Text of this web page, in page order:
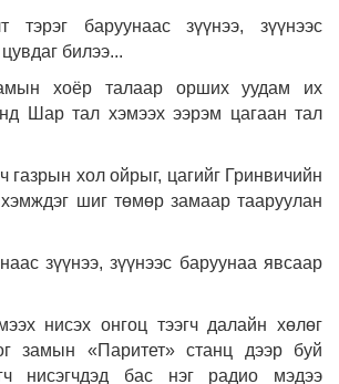
тэрэг баруунаас зүүнээ, зүүнээс
билээ...
хоёр талаар орших уудам их
Шар тал хэмээх ээрэм цагаан тал
газрын хол ойрыг, цагийг Гринвичийн
хэмждэг шиг төмөр замаар тааруулан
зүүнээ, зүүнээс баруунаа явсаар
нисэх онгоц тээгч далайн хөлөг
замын «Паритет» станц дээр буй
нисэгчдэд бас нэг радио мэдээ